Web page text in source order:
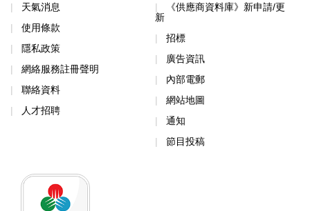
天氣消息
使用條款
隱私政策
網絡服務註冊聲明
聯絡資料
人才招聘
《供應商資料庫》新申請/更
新
招標
廣告資訊
內部電郵
網站地圖
通知
節目投稿